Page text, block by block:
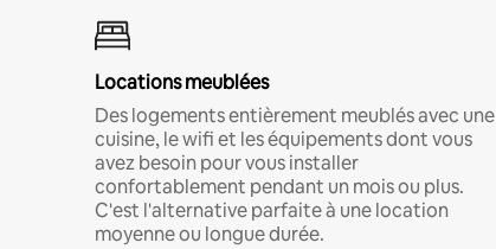
Locations meublées
Des logements entièrement meublés avec une
cuisine, le wifi et les équipements dont vous
avez besoin pour vous installer
confortablement pendant un mois ou plus.
C'est l'alternative parfaite à une location
moyenne ou longue durée.